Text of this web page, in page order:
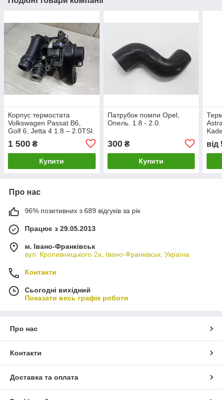
Корпус термостата
Volkswagen Passat B6,
Golf 6, Jetta 4 1.8 – 2.0TSI.
1 500 ₴
Купити
Патрубок помпи Opel,
Опель. 1.8 - 2.0.
300₴
Купити
від
Про нас
96% позитивних з 689 відгуків за рік
Працює з 29.05.2013
м. Івано-Франківськ
вул. Кропивницького 2а, Івано-Франківськ, Україна
Контакти
Сьогодні вихідний
Показати весь графік роботи
Про нас
Контакти
Доставка та оплата